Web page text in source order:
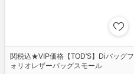
関税込★VIP価格【TOD'S】Diバッグフ
ォリオレザーバッグスモール